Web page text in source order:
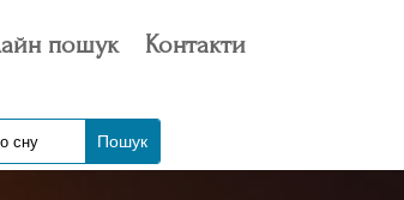
пошук Контакти